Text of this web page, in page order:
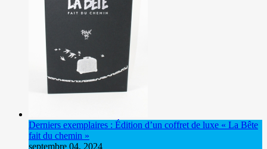
Derniers exemplaires : Édition d’un coffret de luxe « La Bête
fait du chemin »
septembre 04, 2024